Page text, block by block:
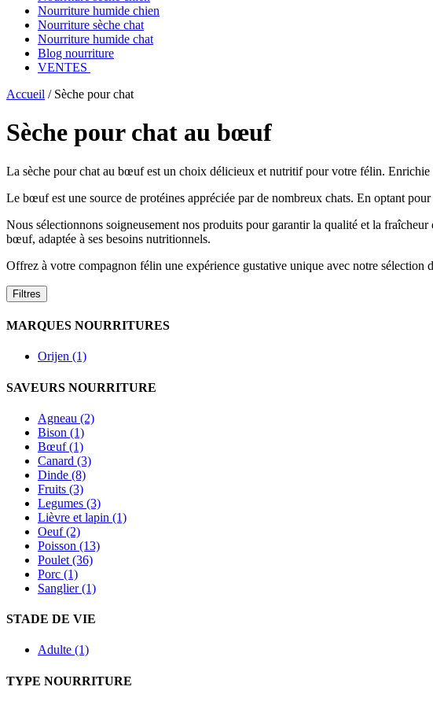
Nourriture humide chien
Nourriture sèche chat
Nourriture humide chat
Blog nourriture
VENTES
Accueil / Sèche pour chat
Sèche pour chat au bœuf
La sèche pour chat au bœuf est un choix délicieux et nutritif pour votre félin. Enrichie
Le bœuf est une source de protéines appréciée par de nombreux chats. En optant
Nous sélectionnons soigneusement nos produits pour garantir la qualité et la
bœuf, adaptée à ses besoins nutritionnels.
Offrez à votre compagnon félin une expérience gustative unique avec notre
Filtres
MARQUES NOURRITURES
Orijen (1)
SAVEURS NOURRITURE
Agneau (2)
Bison (1)
Bœuf (1)
Canard (3)
Dinde (8)
Fruits (3)
Legumes (3)
Lièvre et lapin (1)
Oeuf (2)
Poisson (13)
Poulet (36)
Porc (1)
Sanglier (1)
STADE DE VIE
Adulte (1)
TYPE NOURRITURE